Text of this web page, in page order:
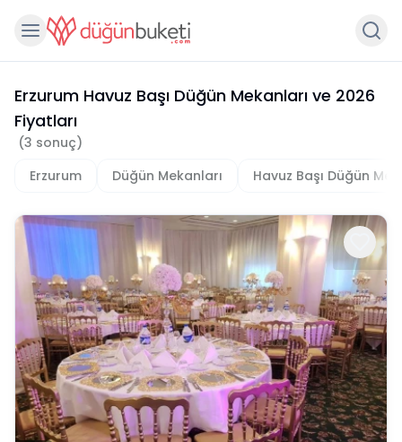
Erzurum Havuz Başı Düğün Mekanları ve 2026
Fiyatları
(3 sonuç)
Erzurum
Düğün Mekanları Havuz Başı Düğün